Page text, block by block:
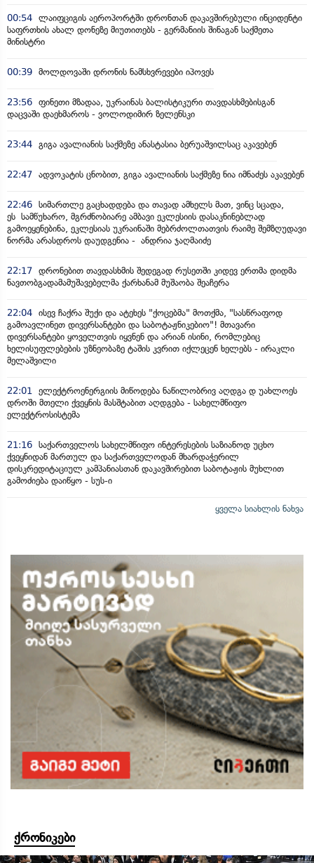
00:54 ლაიფციგის აეროპორტში დრონთან დაკავშირებული ინციდენტი
საფრთხის ახალ დონეზე მიუთითებს - გერმანიის შინაგან საქმეთა
მინისტრი
00:39 მოლდოვაში დრონის ნამსხვრევები იპოვეს
23:56 ფინეთი მზადაა, უკრაინას ბალისტიკური თავდასხმებისგან
დაცვაში დაეხმაროს - ვოლოდიმირ ზელენსკი
23:44 გიგა ავალიანის საქმეზე ანასტასია ბერუაშვილსაც აკავებენ
22:47 ადვოკატის ცნობით, გიგა ავალიანის საქმეზე ნია იმნაძეს აკავებენ
22:46 სიმართლე გაცხადდება და თავად ამხელს მათ, ვინც სცადა,
ეს სამწუხარო, მგრძნობიარე ამბავი ეკლესიის დასაკნინებლად
გამოეყენებინა, ეკლესიას უკრაინაში მებრძოლთათვის რაიმე შემზღუდავი
ნორმა არასდროს დაუდგენია - ანდრია ჯაღმაიძე
22:17 დრონებით თავდასხმის შედეგად რუსეთში კიდევ ერთმა დიდმა
ნავთობგადამამუშავებელმა ქარხანამ მუშაობა შეაჩერა
22:04 ისევ ჩაქრა შუქი და ატეხეს "ქოცებმა" მოთქმა, "სასწრაფოდ
გამოავლინეთ დივერსანტები და საბოტაჟნიკებიო"! მთავარი
დივერსანტები ყოველთვის იყვნენ და არიან ისინი, რომლებიც
ხელისუფლებების უზნეობაზე ტაშის კვრით იქლეცენ ხელებს - ირაკლი
მელაშვილი
22:01 ელექტროენერგიის მიწოდება ნაწილობრივ აღდგა დ უახლოეს
დროში მთელი ქვეყნის მასშტაბით აღდგება - სახელმწიფო
ელექტროსისტემა
21:16 საქართველოს სახელმწიფო ინტერესების საზიანოდ უცხო
ქვეყნიდან მართულ და საქართველოდან მხარდაჭერილ
დისკრედიტაციულ კამპანიასთან დაკავშირებით საბოტაჟის მუხლით
გამოძიება დაიწყო - სუს-ი
ყველა სიახლის ნახვა
ქრონიკები